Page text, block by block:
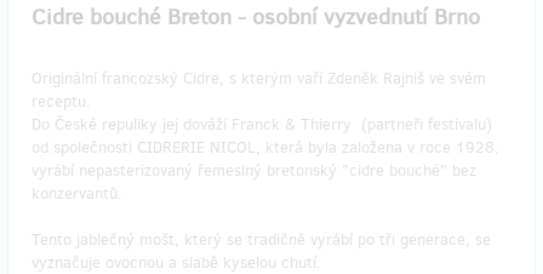
Cidre bouché Breton - osobní vyzvednutí Brno
Originální francozský Cidre, s kterým vaří Zdeněk Rajniš ve svém
receptu.
Do České repuliky jej dováží Franck & Thierry (partneři festivalu)
od společnosti CIDRERIE NICOL, která byla založena v roce 1928,
vyrábí nepasterizovaný řemeslný bretonský "cidre bouché" bez
konzervantů.
Tento jablečný mošt, který se tradičně vyrábí po tři generace, se
vyznačuje ovocnou a slabě kyselou chutí.